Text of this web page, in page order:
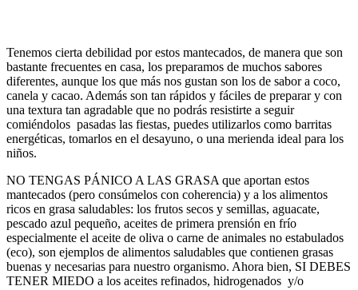
Tenemos cierta debilidad por estos mantecados, de manera que son
bastante frecuentes en casa, los preparamos de muchos sabores
diferentes, aunque los que más nos gustan son los de sabor a coco,
canela y cacao. Además son tan rápidos y fáciles de preparar y con
una textura tan agradable que no podrás resistirte a seguir
comiéndolos pasadas las fiestas, puedes utilizarlos como barritas
energéticas, tomarlos en el desayuno, o una merienda ideal para los
niños.
NO TENGAS PÁNICO A LAS GRASA que aportan estos
mantecados (pero consúmelos con coherencia) y a los alimentos
ricos en grasa saludables: los frutos secos y semillas, aguacate,
pescado azul pequeño, aceites de primera prensión en frío
especialmente el aceite de oliva o carne de animales no estabulados
(eco), son ejemplos de alimentos saludables que contienen grasas
buenas y necesarias para nuestro organismo. Ahora bien, SI DEBES
TENER MIEDO a los aceites refinados, hidrogenados y/o